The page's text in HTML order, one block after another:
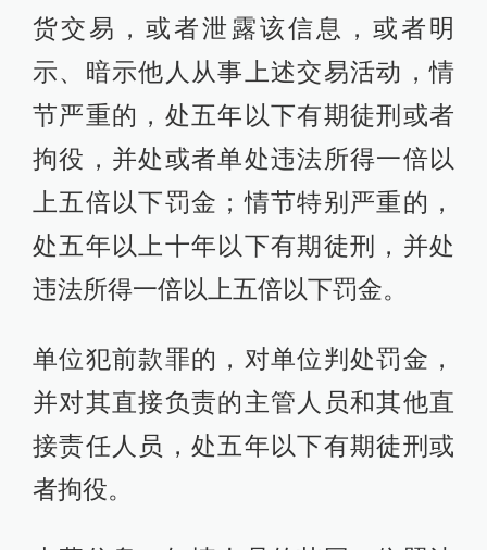
货交易，或者泄露该信息，或者明
示、暗示他人从事上述交易活动，情
节严重的，处五年以下有期徒刑或者
拘役，并处或者单处违法所得一倍以
上五倍以下罚金；情节特别严重的，
处五年以上十年以下有期徒刑，并处
违法所得一倍以上五倍以下罚金。
单位犯前款罪的，对单位判处罚金，
并对其直接负责的主管人员和其他直
接责任人员，处五年以下有期徒刑或
者拘役。